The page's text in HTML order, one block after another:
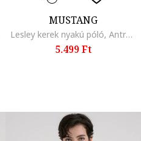
MUSTANG
Lesley kerek nyakú póló, Antracitszürke
5.499 Ft